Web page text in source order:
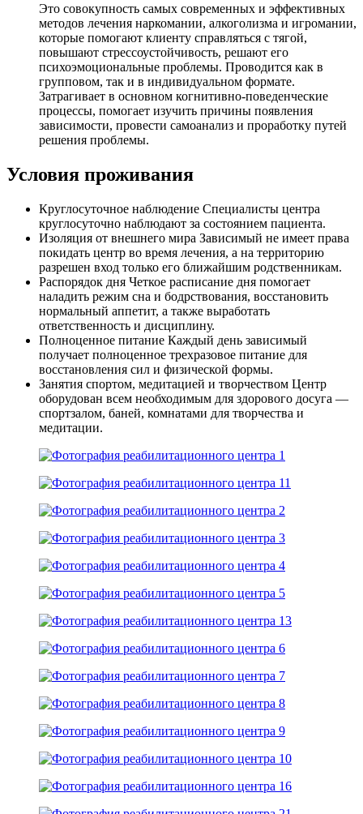
Это совокупность самых современных и эффективных
методов лечения наркомании, алкоголизма и игромании,
которые помогают клиенту справляться с тягой,
повышают стрессоустойчивость, решают его
психоэмоциональные проблемы. Проводится как в
групповом, так и в индивидуальном формате.
Затрагивает в основном когнитивно-поведенческие
процессы, помогает изучить причины появления
зависимости, провести самоанализ и проработку путей
решения проблемы.
Условия проживания
Круглосуточное наблюдение Специалисты центра
круглосуточно наблюдают за состоянием пациента.
Изоляция от внешнего мира Зависимый не имеет права
покидать центр во время лечения, а на территорию
разрешен вход только его ближайшим родственникам.
Распорядок дня Четкое расписание дня помогает
наладить режим сна и бодрствования, восстановить
нормальный аппетит, а также выработать
ответственность и дисциплину.
Полноценное питание Каждый день зависимый
получает полноценное трехразовое питание для
восстановления сил и физической формы.
Занятия спортом, медитацией и творчеством Центр
оборудован всем необходимым для здорового досуга —
спортзалом, баней, комнатами для творчества и
медитации.